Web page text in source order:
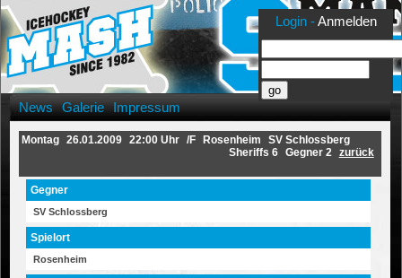
News Galerie Impressum
Montag 26.01.2009 22:00 Uhr /F Rosenheim
SV Schlossberg
zurück
Sheriffs 6 Gegner 2
Gegner
SV Schlossberg
Spielort
Rosenheim
Login -Anmelden